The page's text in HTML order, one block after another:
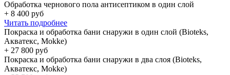
Обработка чернового пола антисептиком в один слой
+ 8 400 руб
Читать подробнее
Покраска и обработка бани снаружи в один слой (Bioteks,
Акватекс, Mokke)
+ 27 800 руб
Покраска и обработка бани снаружи в два слоя (Bioteks,
Акватекс, Mokke)